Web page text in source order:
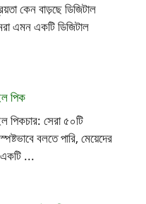
কেন বাড়ছে ডিজিটাল
এমন একটি ডিজিটাল
পিক
পিকচার: সেরা ৫০টি
বলতে পারি, মেয়েদের
...